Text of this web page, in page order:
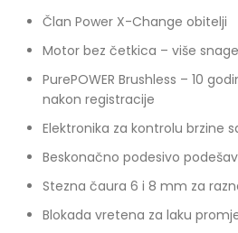
Član Power X-Change obitelji
Motor bez četkica – više
PurePOWER Brushless – 10
nakon registracije
Elektronika za kontrolu brzine
Beskonačno podesivo
Stezna čaura 6 i 8 mm za
Blokada vretena za laku